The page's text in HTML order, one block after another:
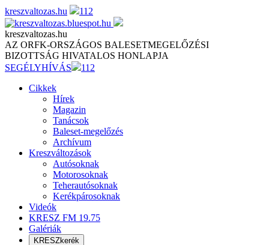
Skip
to
content
kreszvaltozas.hu 112
kreszvaltozas.hu
AZ ORFK-ORSZÁGOS BALESETMEGELŐZÉSI
BIZOTTSÁG HIVATALOS HONLAPJA
SEGÉLYHÍVÁS
112
Cikkek
Hírek
Magazin
Tanácsok
Baleset-megelőzés
Archívum
Kreszváltozások
Autósoknak
Motorosoknak
Teherautósoknak
Kerékpárosoknak
Videók
KRESZ FM 19.75
Galériák
KRESZkerék